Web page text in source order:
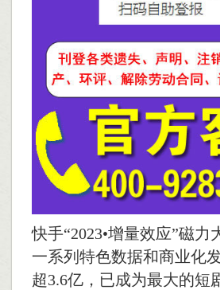
快手“2023•增量效应”磁
一系列特色数据和商业化
超3.6亿，已成为最大的短